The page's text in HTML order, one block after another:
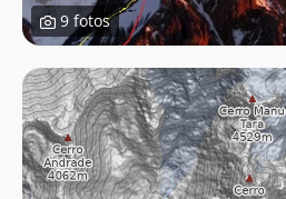
9 fotos